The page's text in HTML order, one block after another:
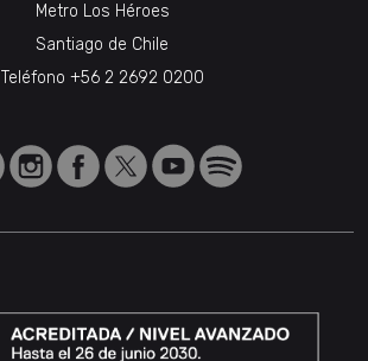
Metro Los Héroes
Santiago de Chile
Teléfono +56 2 2692 0200